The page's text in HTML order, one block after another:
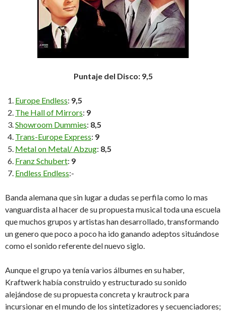
Puntaje del Disco: 9,5
Europe Endless: 9,5
The Hall of Mirrors: 9
Showroom Dummies: 8,5
Trans-Europe Express: 9
Metal on Metal/ Abzug: 8,5
Franz Schubert: 9
Endless Endless:-
Banda alemana que sin lugar a dudas se perfila como lo mas
vanguardista al hacer de su propuesta musical toda una escuela
que muchos grupos y artistas han desarrollado, transformando
un genero que poco a poco ha ido ganando adeptos situándose
como el sonido referente del nuevo siglo.
Aunque el grupo ya tenía varios álbumes en su haber,
Kraftwerk había construido y estructurado su sonido
alejándose de su propuesta concreta y krautrock para
incursionar en el mundo de los sintetizadores y secuenciadores;